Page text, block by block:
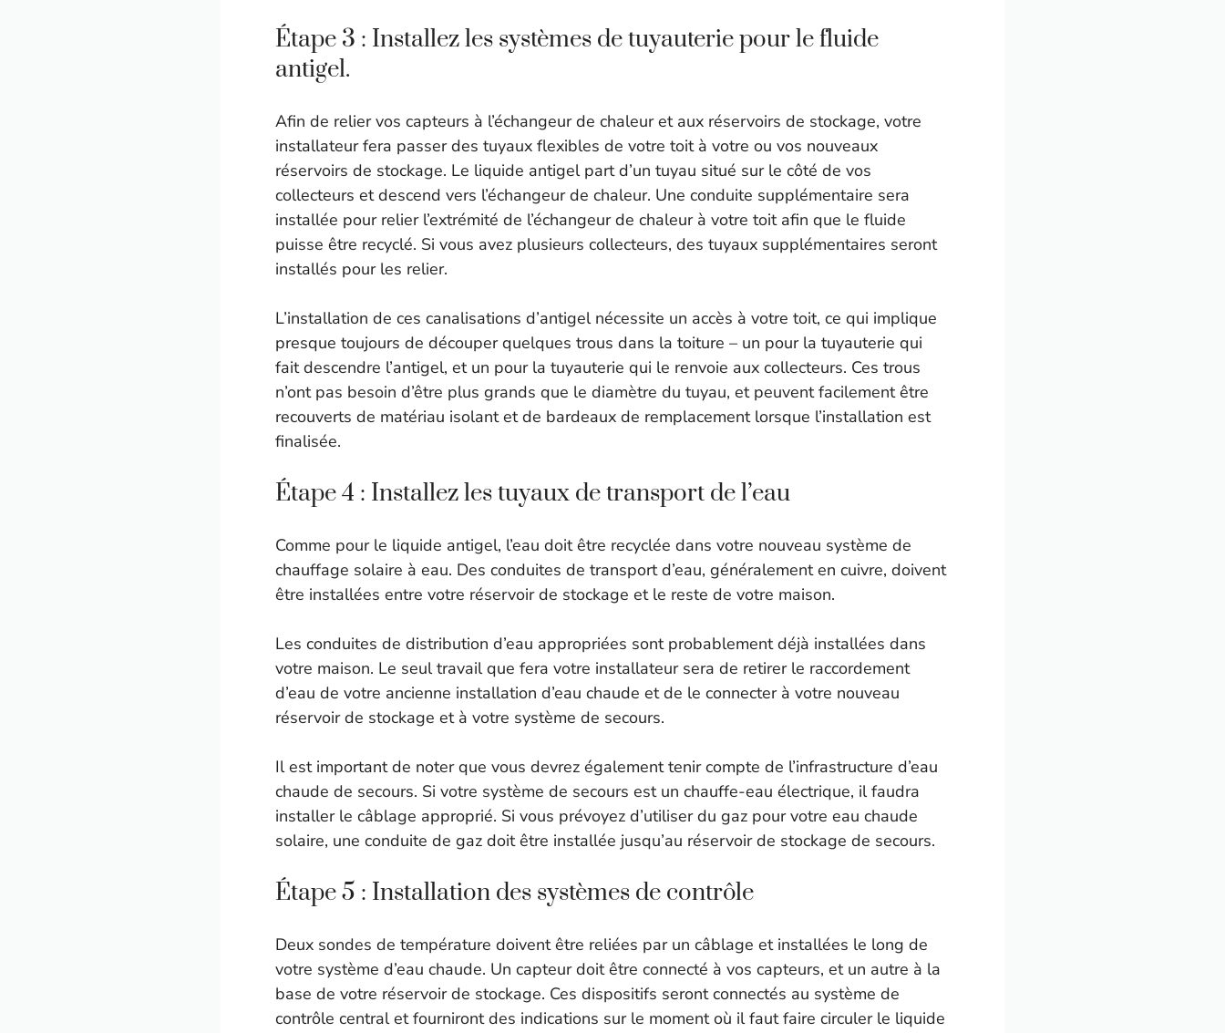
Étape 3 : Installez les systèmes de tuyauterie pour le fluide
antigel.
Afin de relier vos capteurs à l’échangeur de chaleur et aux réservoirs de stockage, votre
installateur fera passer des tuyaux flexibles de votre toit à votre ou vos nouveaux
réservoirs de stockage. Le liquide antigel part d’un tuyau situé sur le côté de vos
collecteurs et descend vers l’échangeur de chaleur. Une conduite supplémentaire sera
installée pour relier l’extrémité de l’échangeur de chaleur à votre toit afin que le fluide
puisse être recyclé. Si vous avez plusieurs collecteurs, des tuyaux supplémentaires seront
installés pour les relier.
L’installation de ces canalisations d’antigel nécessite un accès à votre toit, ce qui implique
presque toujours de découper quelques trous dans la toiture – un pour la tuyauterie qui
fait descendre l’antigel, et un pour la tuyauterie qui le renvoie aux collecteurs. Ces trous
n’ont pas besoin d’être plus grands que le diamètre du tuyau, et peuvent facilement être
recouverts de matériau isolant et de bardeaux de remplacement lorsque l’installation est
finalisée.
Étape 4 : Installez les tuyaux de transport de l’eau
Comme pour le liquide antigel, l’eau doit être recyclée dans votre nouveau système de
chauffage solaire à eau. Des conduites de transport d’eau, généralement en cuivre, doivent
être installées entre votre réservoir de stockage et le reste de votre maison.
Les conduites de distribution d’eau appropriées sont probablement déjà installées dans
votre maison. Le seul travail que fera votre installateur sera de retirer le raccordement
d’eau de votre ancienne installation d’eau chaude et de le connecter à votre nouveau
réservoir de stockage et à votre système de secours.
Il est important de noter que vous devrez également tenir compte de l’infrastructure d’eau
chaude de secours. Si votre système de secours est un chauffe-eau électrique, il faudra
installer le câblage approprié. Si vous prévoyez d’utiliser du gaz pour votre eau chaude
solaire, une conduite de gaz doit être installée jusqu’au réservoir de stockage de secours.
Étape 5 : Installation des systèmes de contrôle
Deux sondes de température doivent être reliées par un câblage et installées le long de
votre système d’eau chaude. Un capteur doit être connecté à vos capteurs, et un autre à la
base de votre réservoir de stockage. Ces dispositifs seront connectés au système de
contrôle central et fourniront des indications sur le moment où il faut faire circuler le liquide